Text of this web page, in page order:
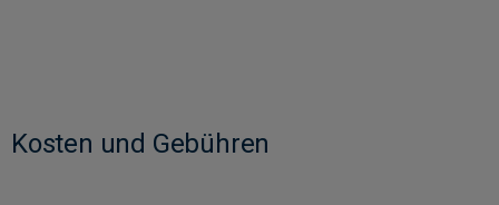
Kosten und Gebühren